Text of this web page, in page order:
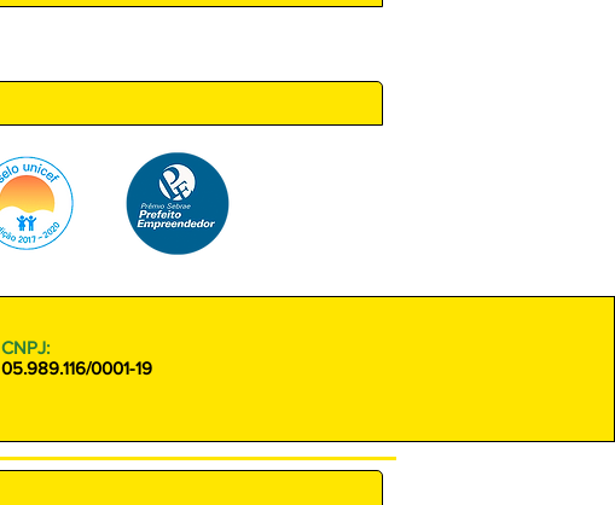
CNPJ:
05.989.116/0001-19